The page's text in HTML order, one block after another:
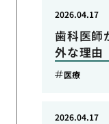
歯科医師
外な理由
2026.04.17
医療
2026.04.17